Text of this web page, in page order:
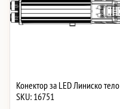
Конектор за LED Линиско тело
SKU: 16751